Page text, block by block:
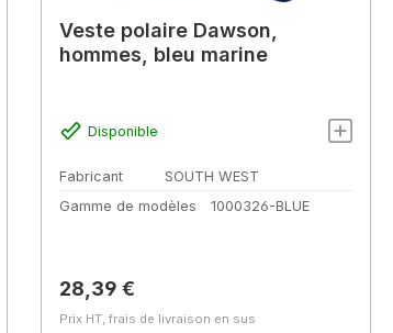
Veste polaire Dawson,
hommes, bleu marine
Disponible
Fabricant
SOUTH WEST
Gamme de modèles
1000326-BLUE
Prix régulier :
28,39 €
Prix HT, frais de livraison en sus